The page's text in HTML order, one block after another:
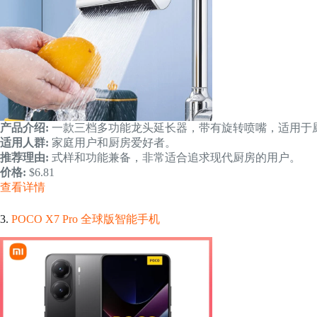
产品介绍: 一款三档多功能龙头延长器，带有旋转喷嘴，适用于
适用人群: 家庭用户和厨房爱好者。
推荐理由: 式样和功能兼备，非常适合追求现代厨房的用户。
价格: $6.81
查看详情
3. POCO X7 Pro 全球版智能手机